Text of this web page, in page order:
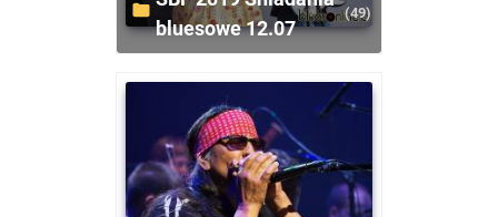
bluesowe 12.07
(49)